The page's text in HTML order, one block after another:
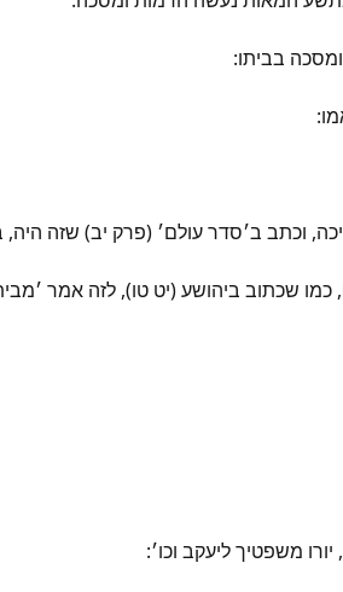
בביתו:
וכתב ב׳סדר עולם׳ (פרק יב) שזה
כמו שכתוב ביהושע (יט טו), לזה אמר
משפטיך ליעקב וכו׳: